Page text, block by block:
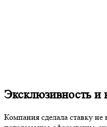
Эксклюзивность и
Компания сделала ставку не